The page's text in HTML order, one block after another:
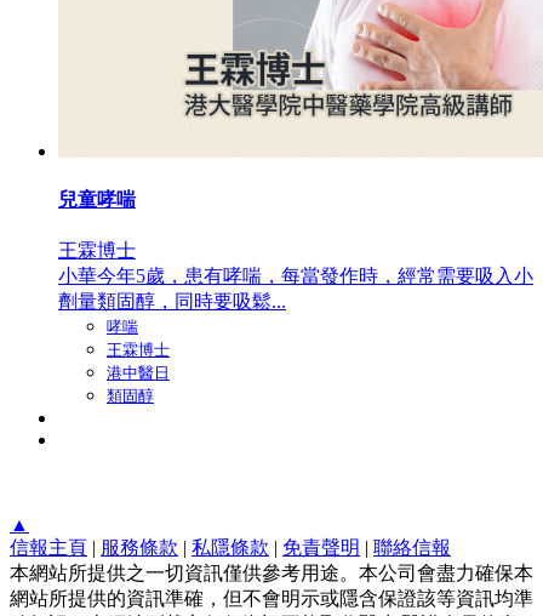
兒童哮喘
王霖博士
小華今年5歲，患有哮喘，每當發作時，經常需要吸入小
劑量類固醇，同時要吸鬆...
哮喘
王霖博士
港中醫日
類固醇
▲
信報主頁 | 服務條款 | 私隱條款 | 免責聲明 | 聯絡信報
本網站所提供之一切資訊僅供參考用途。本公司會盡力確保本
網站所提供的資訊準確，但不會明示或隱含保證該等資訊均準